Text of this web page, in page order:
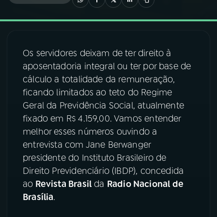
03PROGRAMAÇÃO
04PROGRAMAS
PODCASTS
06VIDEOCASTS
08FESTIVAL DE MÚSICA
Os servidores deixam de ter direito à
aposentadoria integral ou ter por base de
cálculo a totalidade da remuneração,
ficando limitados ao teto do Regime
Geral da Previdência Social, atualmente
fixado em R$ 4.159,00. Vamos entender
melhor esses números ouvindo a
entrevista com Jane Berwanger
presidente do Instituto Brasileiro de
Direito Previdenciário (IBDP), concedida
ao Revista Brasil da Radio Nacional de
Brasília.